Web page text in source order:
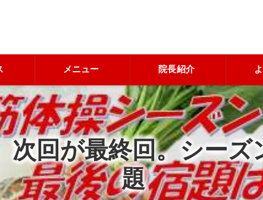
メニュー 院長紹介
次回が最終回。シー
題